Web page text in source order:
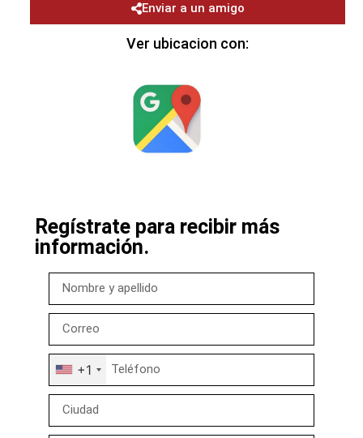
Enviar a un amigo
Ver ubicacion con:
Regístrate para recibir más
información.
+1